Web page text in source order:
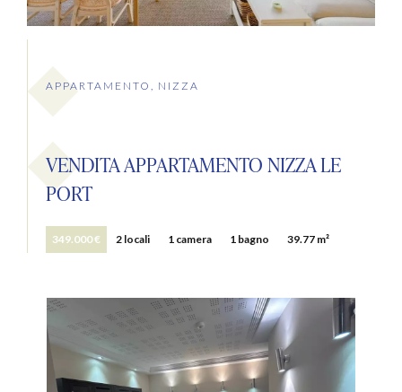
APPARTAMENTO, NIZZA
VENDITA APPARTAMENTO NIZZA LE
PORT
349.000 € 2 locali 1 camera 1 bagno 39.77 m²